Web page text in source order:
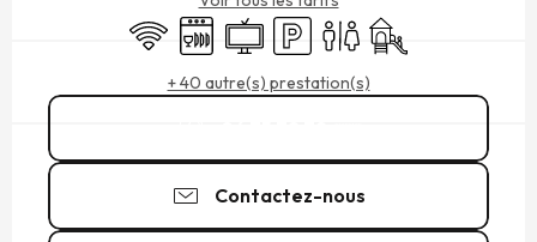
WiFi Lave vaisselle
TélévisionParkingToilettesJeux pour enfants /
+ 40 autre(s) prestation(s)
Contactez-nous